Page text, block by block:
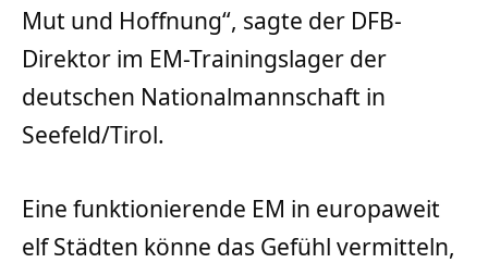
Mut und Hoffnung“, sagte der DFB-
Direktor im EM-Trainingslager der
deutschen Nationalmannschaft in
Seefeld/Tirol.
Eine funktionierende EM in europaweit
elf Städten könne das Gefühl vermitteln,